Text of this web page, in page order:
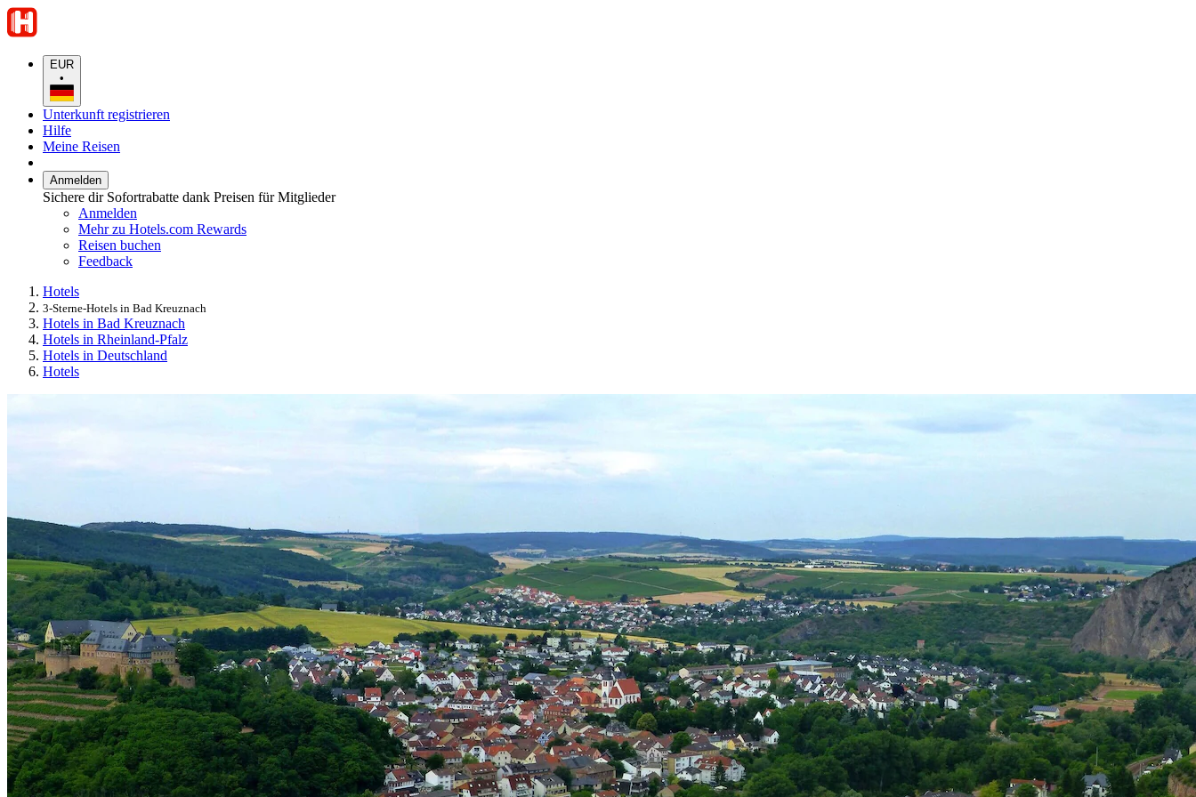
EUR
•
Unterkunft registrieren
Hilfe
Meine Reisen
Anmelden
Sichere dir Sofortrabatte dank Preisen für Mitglieder
Anmelden
Mehr zu Hotels.com Rewards
Reisen buchen
Feedback
Hotels
3-Sterne-Hotels in Bad Kreuznach
Hotels in Bad Kreuznach
Hotels in Rheinland-Pfalz
Hotels in Deutschland
Hotels